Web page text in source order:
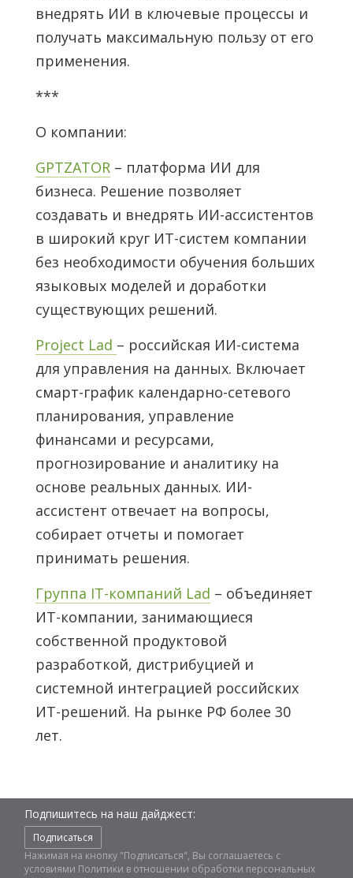
внедрять ИИ в ключевые процессы и
получать максимальную пользу от его
применения.
***
О компании:
GPTZATOR– платформа ИИ для
бизнеса. Решение позволяет
создавать и внедрять ИИ-ассистентов
в широкий круг ИТ-систем компании
без необходимости обучения больших
языковых моделей и доработки
существующих решений.
Project Lad – российская ИИ-система
для управления на данных. Включает
смарт-график календарно-сетевого
планирования, управление
финансами и ресурсами,
прогнозирование и аналитику на
основе реальных данных. ИИ-
ассистент отвечает на вопросы,
собирает отчеты и помогает
принимать решения.
Группа IT-компаний Lad – объединяет
ИТ-компании, занимающиеся
собственной продуктовой
разработкой, дистрибуцией и
системной интеграцией российских
ИТ-решений. На рынке РФ более 30
лет.
Подпишитесь на наш дайджест:
Подписаться
Нажимая на кнопку "Подписаться", Вы соглашаетесь с
условиями Политики в отношении обработки персональных